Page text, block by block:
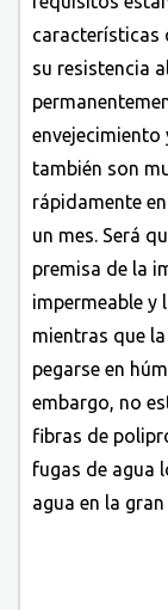
características
su resistencia
también son
rápidamente
un mes. Será
premisa de la
impermeable y
mientras que
pegarse en
embargo, no
fibras de
fugas de agua
agua en la